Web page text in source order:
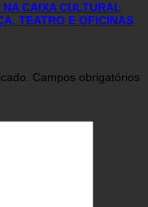
NA CAIXA CULTURAL
TEATRO E OFICINAS
Campos obrigatórios